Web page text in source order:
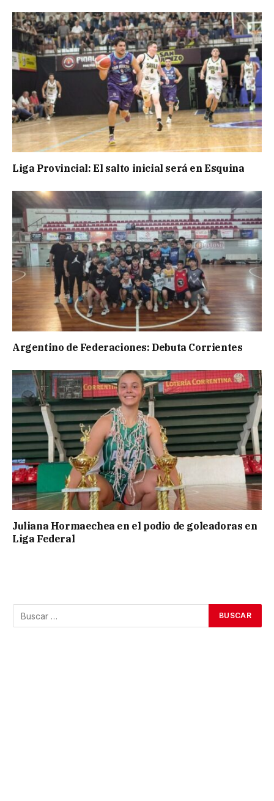
Liga Provincial: El salto inicial será en Esquina
Argentino de Federaciones: Debuta Corrientes
Juliana Hormaechea en el podio de goleadoras en
Liga Federal